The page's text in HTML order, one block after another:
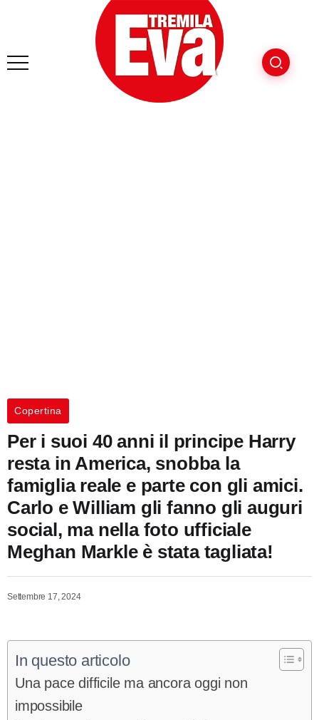
Copertina
Per i suoi 40 anni il principe Harry
resta in America, snobba la
famiglia reale e parte con gli amici.
Carlo e William gli fanno gli auguri
social, ma nella foto ufficiale
Meghan Markle è stata tagliata!
Settembre 17, 2024
In questo articolo
Una pace difficile ma ancora oggi non
impossibile